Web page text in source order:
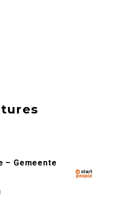
– Gemeente